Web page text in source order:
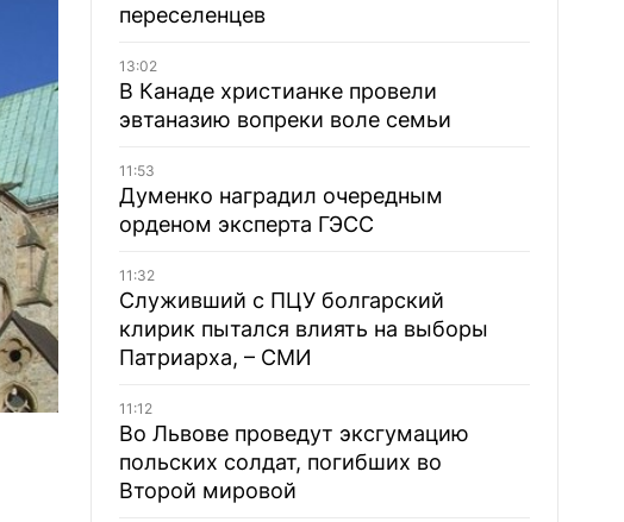
переселенцев
13:02
В Канаде христианке провели
эвтаназию вопреки воле семьи
11:53
Думенко наградил очередным
орденом эксперта ГЭСС
11:32
Служивший с ПЦУ болгарский
клирик пытался влиять на выборы
Патриарха, – СМИ
11:12
Во Львове проведут эксгумацию
польских солдат, погибших во
Второй мировой